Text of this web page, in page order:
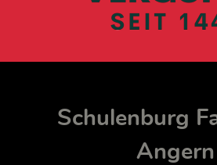
Schulenburg
Angern